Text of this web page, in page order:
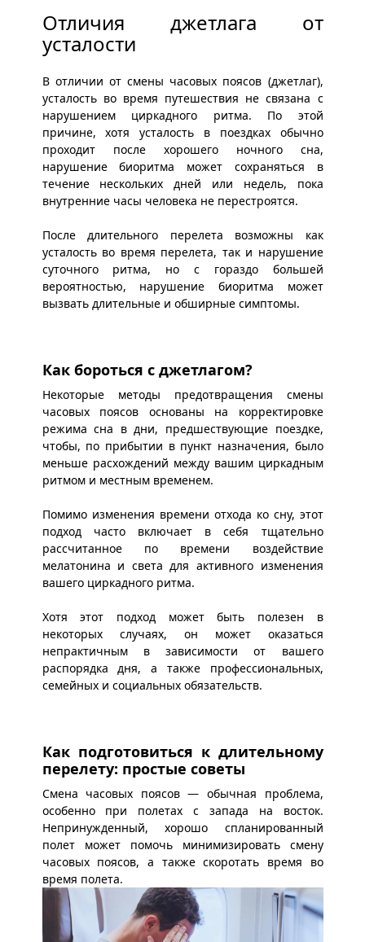
Отличия джетлага от
усталости
В отличии от смены часовых поясов (джетлаг),
усталость во время путешествия не связана с
нарушением циркадного ритма. По этой
причине, хотя усталость в поездках обычно
проходит после хорошего ночного сна,
нарушение биоритма может сохраняться в
течение нескольких дней или недель, пока
внутренние часы человека не перестроятся.
После длительного перелета возможны как
усталость во время перелета, так и нарушение
суточного ритма, но с гораздо большей
вероятностью, нарушение биоритма может
вызвать длительные и обширные симптомы.
Как бороться с джетлагом?
Некоторые методы предотвращения смены
часовых поясов основаны на корректировке
режима сна в дни, предшествующие поездке,
чтобы, по прибытии в пункт назначения, было
меньше расхождений между вашим циркадным
ритмом и местным временем.
Помимо изменения времени отхода ко сну, этот
подход часто включает в себя тщательно
рассчитанное по времени воздействие
мелатонина и света для активного изменения
вашего циркадного ритма.
Хотя этот подход может быть полезен в
некоторых случаях, он может оказаться
непрактичным в зависимости от вашего
распорядка дня, а также профессиональных,
семейных и социальных обязательств.
Как подготовиться к длительному
перелету: простые советы
Смена часовых поясов — обычная проблема,
особенно при полетах с запада на восток.
Непринужденный, хорошо спланированный
полет может помочь минимизировать смену
часовых поясов, а также скоротать время во
время полета.